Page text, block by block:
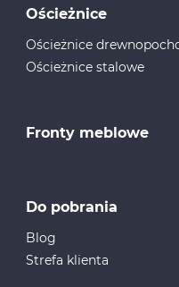
Ościeżnice
Ościeżnice
Ościeżnice stalowe
Fronty meblowe
Do pobrania
Blog
Strefa klienta